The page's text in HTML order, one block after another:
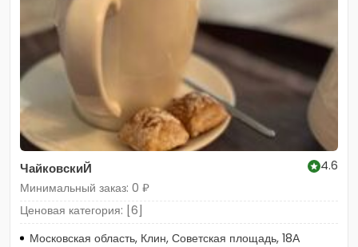
ЧайковскиЙ
4.6
Минимальный заказ: 0 ₽
Ценовая категория: [6]
Московская область, Клин, Советская площадь, 18А